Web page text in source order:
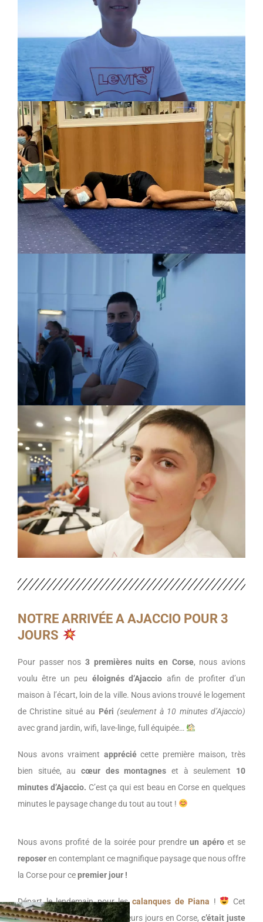
NOTRE ARRIVÉE A AJACCIO POUR 3
JOURS
Pour passer nos 3 premières nuits en Corse, nous avions
voulu être un peu éloignés d’Ajaccio afin de profiter d’un
maison à l’écart, loin de la ville. Nous avions trouvé le logement
de Christine situé au Péri(seulement à 10 minutes d’Ajaccio)
avec grand jardin, wifi, lave-linge, full équipée…
Nous avons vraiment appréciécette première maison, très
bien située, au cœur des montagnes et à seulement 10
minutes d’Ajaccio. C’est ça qui est beau en Corse en quelques
minutes le paysage change du tout au tout !
Nous avons profité de la soirée pour prendreun apéroet se
reposeren contemplant ce magnifique paysage que nous offre
la Corse pour cepremier jour !
Départ le lendemain pour lescalanques de Piana !
Cet
endroit était l’un des nos meilleurs jours en Corse,c’était juste